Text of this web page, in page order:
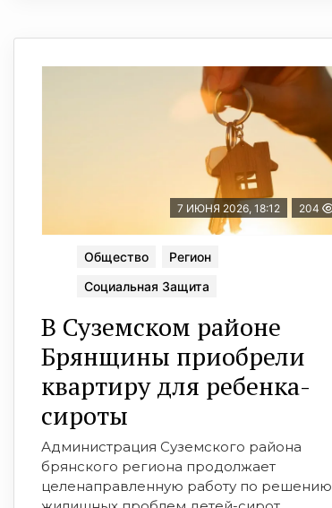
7 ИЮНЯ 2026, 18:12 204
Общество
Регион
Социальная Защита
В Суземском районе
Брянщины приобрели
квартиру для ребенка-
сироты
Администрация Суземского района
брянского региона продолжает
целенаправленную работу по решению